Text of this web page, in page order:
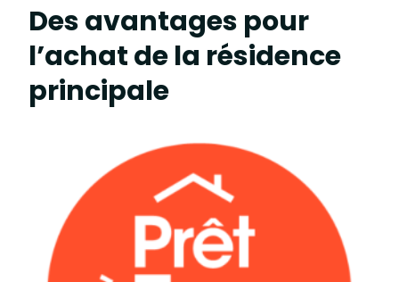
Des avantages pour
l’achat de la résidence
principale